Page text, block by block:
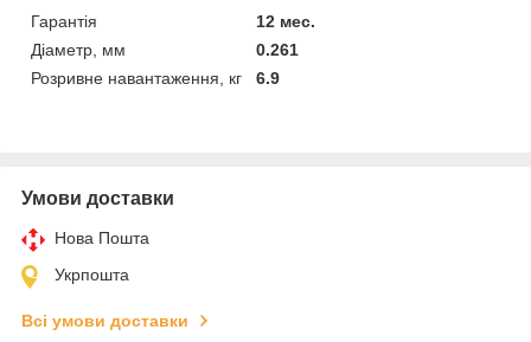
Гарантія
12 мес.
Діаметр, мм
0.261
Розривне навантаження, кг
6.9
Умови доставки
Нова Пошта
Укрпошта
Всі умови доставки